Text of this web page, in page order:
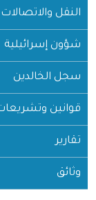
النقل والاتصالات
شؤون إسرائيلية
سجل الخالدين
قوانين
تقارير
وثائق